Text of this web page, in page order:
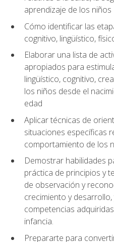
aprendizaje de los niños
Cómo identificar las
cognitivo, lingüístico,
Elaborar una lista de
apropiados para
lingüístico, cognitivo,
los niños desde el
edad
Aplicar técnicas de
situaciones específicas
comportamiento de los
Demostrar habilidades
práctica de principios y
de observación y
crecimiento y
competencias
infancia.
Prepararte para